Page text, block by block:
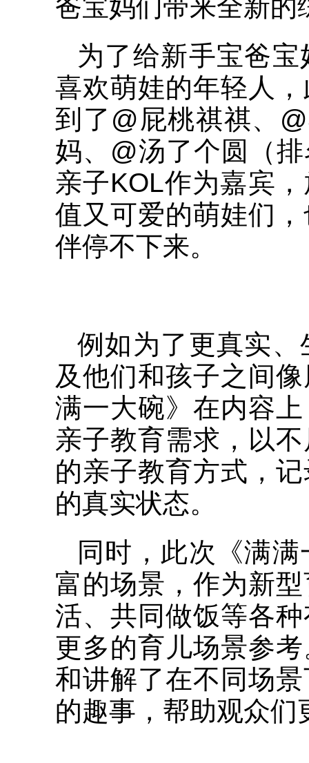
爸宝妈们带来全新的
为了给新手宝爸
喜欢萌娃的年轻人
到了@屁桃祺祺、
妈、@汤了个圆（
亲子KOL作为嘉宾
值又可爱的萌娃们
伴停不下来。
例如为了更真实
及他们和孩子之间
满一大碗》在内容
亲子教育需求，以
的亲子教育方式，
的真实状态。
同时，此次《满
富的场景，作为新
活、共同做饭等各
更多的育儿场景参
和讲解了在不同场
的趣事，帮助观众